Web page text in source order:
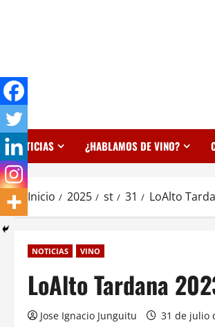
NOTICIAS ¿HABLAMOS DE VINO?
Inicio 2025 st 31 LoAlto
NOTICIAS VINO
LoAlto Tardana
Jose Ignacio Junguitu 31 de julio